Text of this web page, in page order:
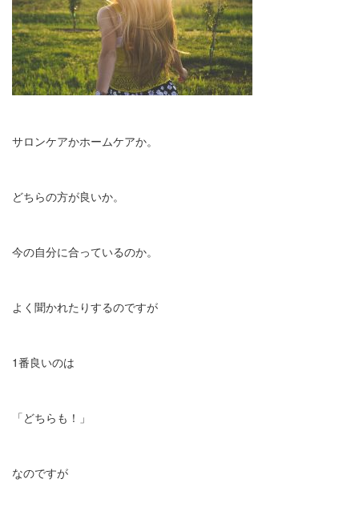
サロンケアかホームケアか。
どちらの方が良いか。
今の自分に合っているのか。
よく聞かれたりするのですが
1番良いのは
「どちらも！」
なのですが